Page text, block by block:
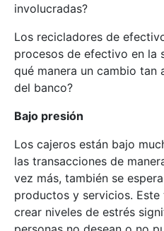
involucradas?
Los recicladores de
procesos de efectivo en la
qué manera un cambio tan
del banco?
Bajo presión
Los cajeros están bajo
las transacciones de
vez más, también se
productos y servicios.
crear niveles de estrés